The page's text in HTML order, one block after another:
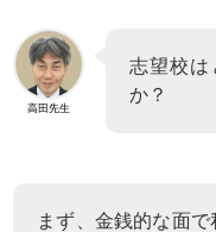
高田先生
志望校は
か？
まず、金銭的な面